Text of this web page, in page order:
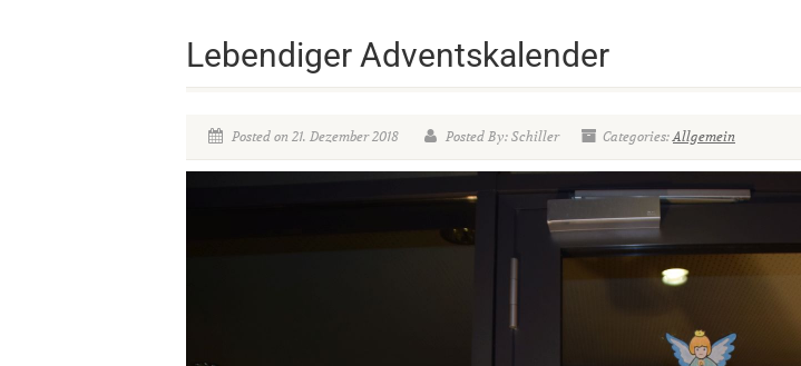
Lebendiger Adventskalender
Posted on 21. Dezember 2018 Posted By: Schiller Categories:Allgemein